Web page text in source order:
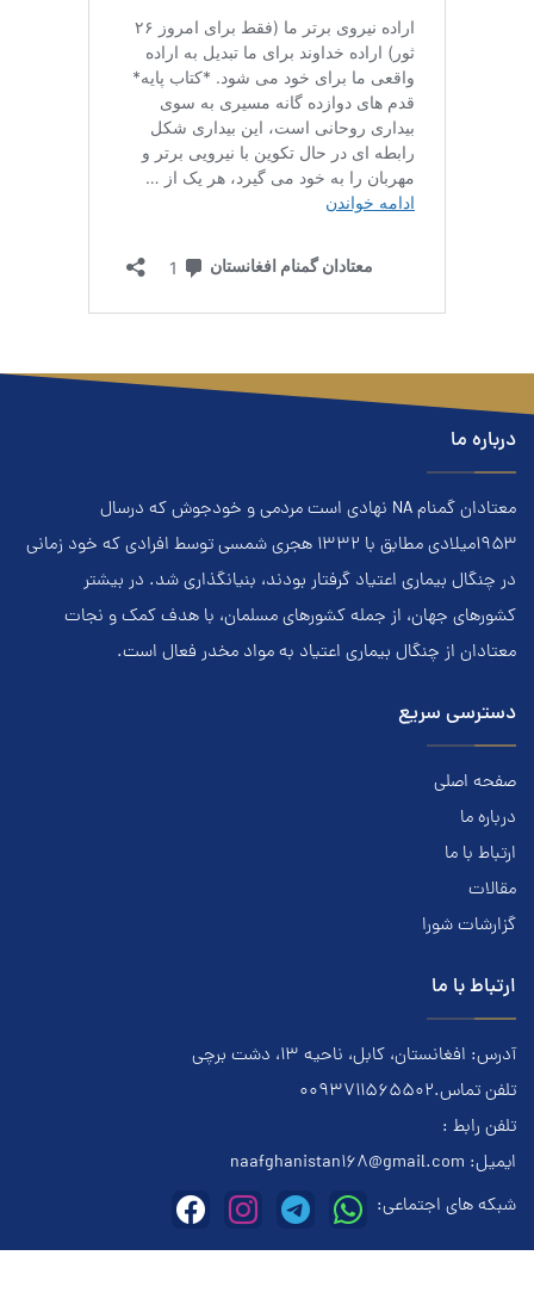
درباره ما
معتادان گمنام NA نهادي است مردمي و خودجوش که درسال
۱۹۵۳ميلادي مطابق با ۱۳۳۲ هجري‌ شمسي توسط افرادي که خود زماني
در چنگال بیماری اعتياد گرفتار بودند، بنيانگذاري شد. در بيشتر
کشور‌هاي جهان، از جمله کشور‌هاي مسلمان، با هدف کمک و نجات
معتادان از چنگال بیماری اعتياد به مواد مخدر فعال است.
دسترسی سریع
صفحه اصلی
درباره ما
ارتباط با ما
مقالات
گزارشات شورا
ارتباط با ما
آدرس: افغانستان، کابل، ناحیه ۱۳، دشت برچی
تلفن تماس.0093711565502
تلفن رابط :
ایمیل: naafghanistan168@gmail.com
شبکه های اجتماعی: